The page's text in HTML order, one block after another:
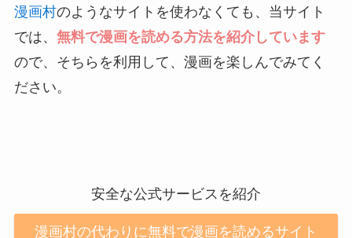
漫画村のようなサイトを使わなくても、当サイト
では、 無料で漫画を読める方法を紹介しています
ので、そちらを利用して、漫画を楽しんでみてく
ださい。
安全な公式サービスを紹介
漫画村の代わりに無料で漫画を読めるサイト